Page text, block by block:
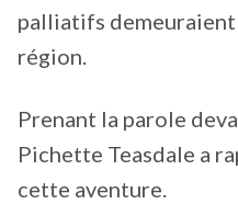
palliatifs demeuraient
région.
Prenant la parole
Pichette Teasdale a
cette aventure.